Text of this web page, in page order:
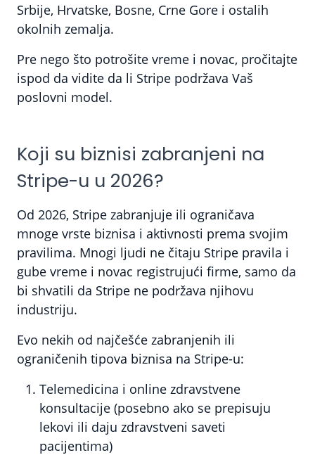
Srbije, Hrvatske, Bosne, Crne Gore i ostalih
okolnih zemalja.
Pre nego što potrošite vreme i novac, pročitajte
ispod da vidite da li Stripe podržava Vaš
poslovni model.
Koji su biznisi zabranjeni na
Stripe-u u 2026?
Od 2026, Stripe zabranjuje ili ograničava
mnoge vrste biznisa i aktivnosti prema svojim
pravilima. Mnogi ljudi ne čitaju Stripe pravila i
gube vreme i novac registrujući firme, samo da
bi shvatili da Stripe ne podržava njihovu
industriju.
Evo nekih od najčešće zabranjenih ili
ograničenih tipova biznisa na Stripe-u:
Telemedicina i online zdravstvene
konsultacije (posebno ako se prepisuju
lekovi ili daju zdravstveni saveti
pacijentima)